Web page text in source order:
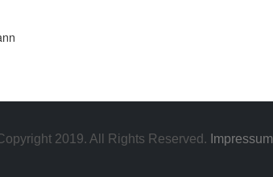
2019. All Rights Reserved. Impressum